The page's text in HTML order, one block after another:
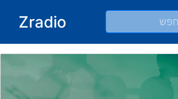
Zradio